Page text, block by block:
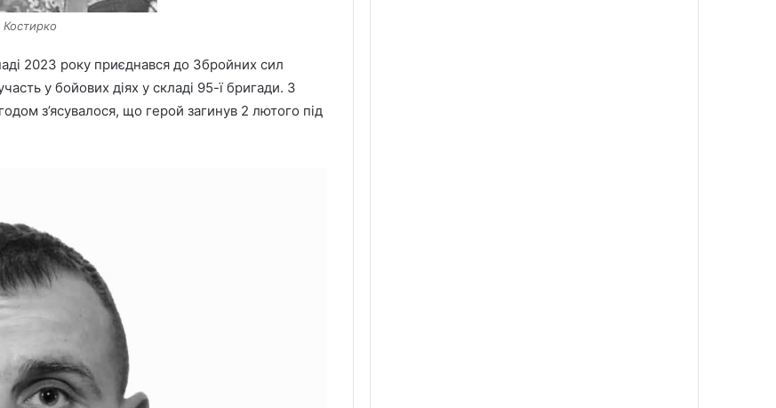
2023 року приєднався до Збройних сил
у бойових діях у складі 95-ї бригади. З
з’ясувалося, що герой загинув 2 лютого під